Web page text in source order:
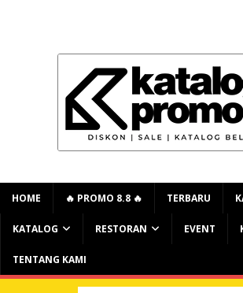
HOME 🔥 PROMO 8.8 🔥 TERBARU
KATALOG RESTORAN EVENT
TENTANG KAMI